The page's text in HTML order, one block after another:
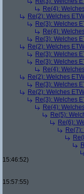
Re(4):
Re(2): Welches
Re(3): Welches
Re(4):
Re(3): Welches
Re(2): Welches
Re(3): Welches
Re(3): Welches
Re(4):
Re(2): Welches
Re(3): Welches
Re(2): Welches
Re(3): Welches
Re(4):
Re(5):
Re(6):
15:46:52)
15:57:55)